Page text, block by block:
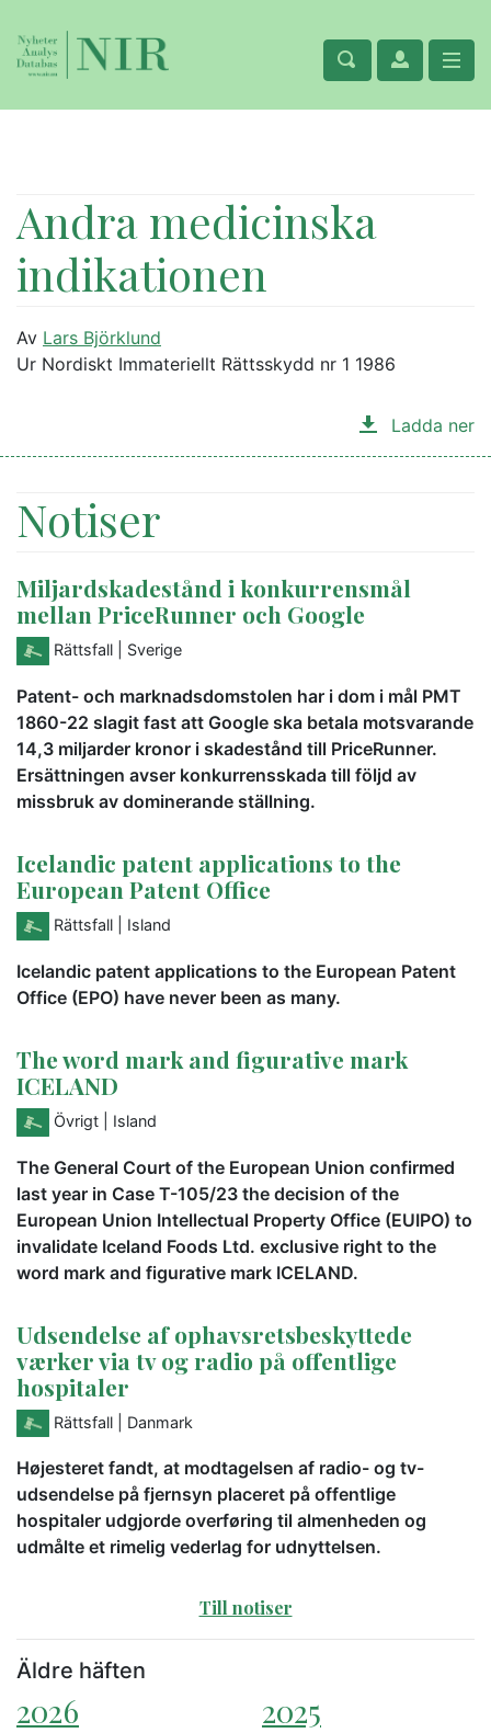
Andra medicinska
indikationen
Av Lars Björklund
Ur Nordiskt Immateriellt Rättsskydd nr 1 1986
Ladda ner
Notiser
Miljardskadestånd i konkurrensmål
mellan PriceRunner och Google
Rättsfall | Sverige
Patent- och marknadsdomstolen har i dom i mål PMT
1860-22 slagit fast att Google ska betala motsvarande
14,3 miljarder kronor i skadestånd till PriceRunner.
Ersättningen avser konkurrensskada till följd av
missbruk av dominerande ställning.
Icelandic patent applications to the
European Patent Office
Rättsfall | Island
Icelandic patent applications to the European Patent
Office (EPO) have never been as many.
The word mark and figurative mark
ICELAND
Övrigt | Island
The General Court of the European Union confirmed
last year in Case T-105/23 the decision of the
European Union Intellectual Property Office (EUIPO) to
invalidate Iceland Foods Ltd. exclusive right to the
word mark and figurative mark ICELAND.
Udsendelse af ophavsretsbeskyttede
værker via tv og radio på offentlige
hospitaler
Rättsfall | Danmark
Højesteret fandt, at modtagelsen af radio- og tv-
udsendelse på fjernsyn placeret på offentlige
hospitaler udgjorde overføring til almenheden og
udmålte et rimelig vederlag for udnyttelsen.
Till notiser
Äldre häften
2026
2025